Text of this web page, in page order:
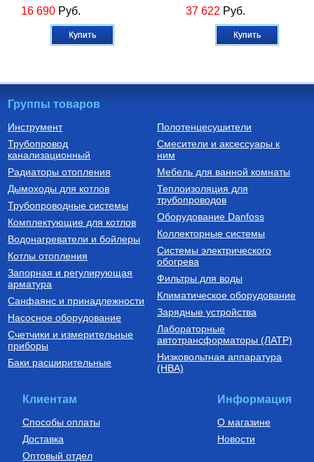
16 690 Руб.
Купить
37 622 Руб.
Купить
Радиаторы алюминиевые
Optima 500/80/1
740Руб.
Купить
Коллекторные блоки из
Коллекторный блок из
нержавеющей стали со
встроенными расходомерами
1", 6 x 3/4", "евроконус" SMS
0907 000006
30 773Руб.
Трубы из сшитого полиэтилена
полиэтилена с кислородным
149Руб.
Купить
Группы товаров
Инструмент
Трубопровод
канализационный
Радиаторы отопления
Дымоходы для котлов
Трубопроводные системы
Комплектующие для котлов
Водонагреватели и бойлеры
Котлы отопления
Запорная и регулирующая
арматура
Санфаянс и принадлежности
Насосное оборудование
Счетчики и измерительные
приборы
Баки расширительные
Полотенцесушители
Смесители и аксессуары к
ним
Мебель для ванной комнаты
Теплоизоляция для
трубопроводов
Оборудование Danfoss
Коллекторные системы
Системы электрического
обогрева
Фильтры для воды
Климатическое оборудование
Зарядные устройства
Лабораторные
автотрансформаторы (ЛАТР)
Низковольтная аппаратура
(НВА)
Клиентам
Способы оплаты
Доставка
Оптовый отдел
Информация
О магазине
Новости